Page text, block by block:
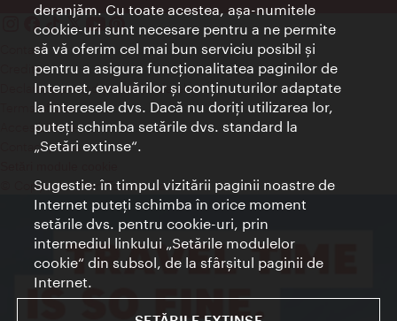
Contact
Credits
Declaraţie privind protecţia datelor
Terms of Use
Accesibilitate
Contact presa
© Copyright Wien Tourismus
deranjăm. Cu toate acestea, aşa-numitele
cookie-uri sunt necesare pentru a ne permite
să vă oferim cel mai bun serviciu posibil şi
pentru a asigura funcţionalitatea paginilor de
Internet, evaluărilor şi conţinuturilor adaptate
la interesele dvs. Dacă nu doriţi utilizarea lor,
puteţi schimba setările dvs. standard la
„Setări extinse“.
Sugestie: în timpul vizitării paginii noastre de
Internet puteţi schimba în orice moment
setările dvs. pentru cookie-uri, prin
intermediul linkului „Setările modulelor
cookie“ din subsol, de la sfârşitul paginii de
Internet.